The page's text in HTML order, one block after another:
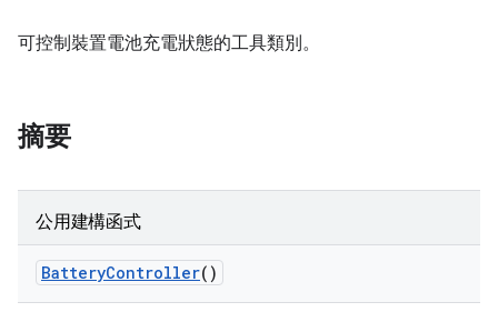
可控制裝置電池充電狀態的工具類別。
摘要
公用建構函式
BatteryController()